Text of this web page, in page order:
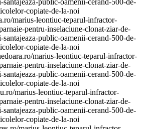
public-oamenii-cerand-500-de-
copiate-de-la-noi
marius-leontiuc-teparul-infractor-
pentru-inselaciune-clonat-ziar-de-
public-oamenii-cerand-500-de-
copiate-de-la-noi
marius-leontiuc-teparul-infractor-
pentru-inselaciune-clonat-ziar-de-
public-oamenii-cerand-500-de-
copiate-de-la-noi
marius-leontiuc-teparul-infractor-
pentru-inselaciune-clonat-ziar-de-
public-oamenii-cerand-500-de-
copiate-de-la-noi